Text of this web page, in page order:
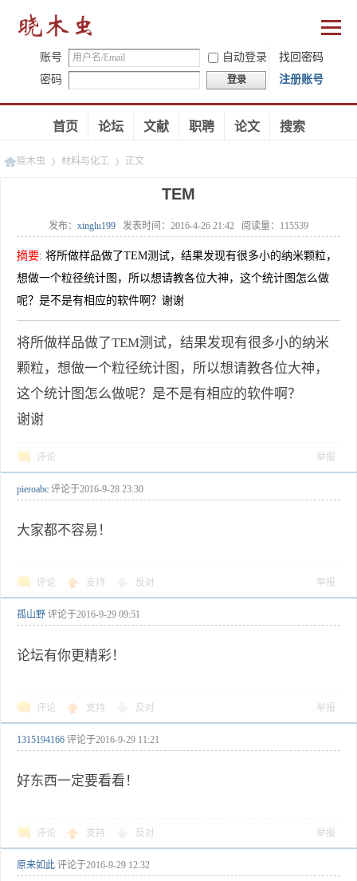
账号 自动登录
找回密码
密码
登录 注册账号
首页 论坛 文献 职聘 论文 搜索
晓木虫
»
材料与化工
»
正文
TEM
发布： xinglu199 发表时间： 2016-4-26 21:42 阅读量： 115539
摘要: 将所做样品做了TEM测试，结果发现有很多小的纳米颗粒，
想做一个粒径统计图，所以想请教各位大神，这个统计图怎么做
呢？是不是有相应的软件啊？谢谢
将所做样品做了TEM测试，结果发现有很多小的纳米
颗粒，想做一个粒径统计图，所以想请教各位大神，
这个统计图怎么做呢？是不是有相应的软件啊？
谢谢
评论 举报
pieroabc 评论于2016-9-28 23:30
大家都不容易！
评论 支持 反对 举报
孤山野 评论于2016-9-29 09:51
论坛有你更精彩！
评论 支持 反对 举报
1315194166 评论于2016-9-29 11:21
好东西一定要看看！
评论 支持 反对 举报
原来如此 评论于2016-9-29 12:32